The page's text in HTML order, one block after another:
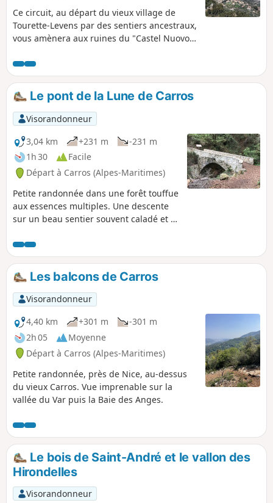
Ce circuit, au départ du vieux village de
Tourette-Levens par des sentiers ancestraux,
vous amènera aux ruines du "Castel Nuovo",
médiéval dont l'entrée du site est marquée
par une vieille bastide flanquée d'un
pigeonnier en cours de réfection. Le retour
se fera par les crêtes du Mont Macaron avec
une vue à 360° sur le massif du Mercantour
et le littoral méditerranéen.
Le pont de la Lune de Carros
Visorandonneur
3,04 km
+231 m
-231 m
1h 30
Facile
Départ à Carros (Alpes-Maritimes)
Petite randonnée dans une forêt touffue
aux essences multiples. Une descente
sur un beau sentier souvent caladé et à
pierre, le retour montant est ponctué de
panneaux d'informations sur la faune et
la flore des lieux traversés. Ce petit
parcours est à jumeler avec la visite
gratuite du château de Carros.
Les balcons de Carros
Visorandonneur
4,40 km
+301 m
-301 m
2h 05
Moyenne
Départ à Carros (Alpes-Maritimes)
Petite randonnée, près de Nice, au-dessus
du vieux Carros. Vue imprenable sur la
vallée du Var puis la Baie des Anges.
Le bois de Saint-André et le vallon des
Hirondelles
Visorandonneur